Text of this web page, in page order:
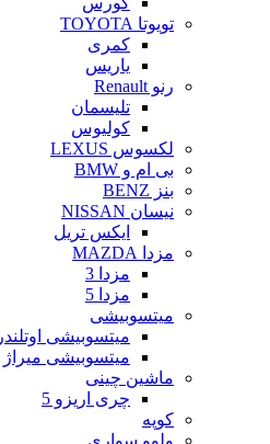
تویوتا TOYOTA
کمری
یاریس
رنو Renault
تلیسمان
کولیوس
لکسوس LEXUS
بی ام و BMW
بنز BENZ
نیسان NISSAN
ایکس تریل
مزدا MAZDA
مزدا 3
مزدا 5
میتسوبیشی
میتسوبیشی اوتلندر
میتسوبیشی میراژ
ماشین چینی
چری اریزو 5
کوپه
ولوو سواری